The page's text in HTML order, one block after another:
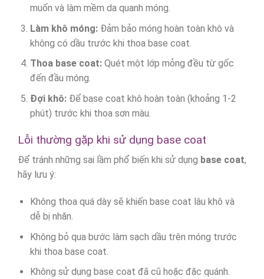
muốn và làm mềm da quanh móng.
Làm khô móng:Đảm bảo móng hoàn toàn khô và
không có dầu trước khi thoa base coat.
Thoa base coat:Quét một lớp mỏng đều từ gốc
đến đầu móng.
Đợi khô:Để base coat khô hoàn toàn (khoảng 1-2
phút) trước khi thoa sơn màu.
Lỗi thường gặp khi sử dụng base coat
Để tránh những sai lầm phổ biến khi sử dụng base coat,
hãy lưu ý:
Không thoa quá dày sẽ khiến base coat lâu khô và
dễ bị nhăn.
Không bỏ qua bước làm sạch dầu trên móng trước
khi thoa base coat.
Không sử dụng base coat đã cũ hoặc đặc quánh.